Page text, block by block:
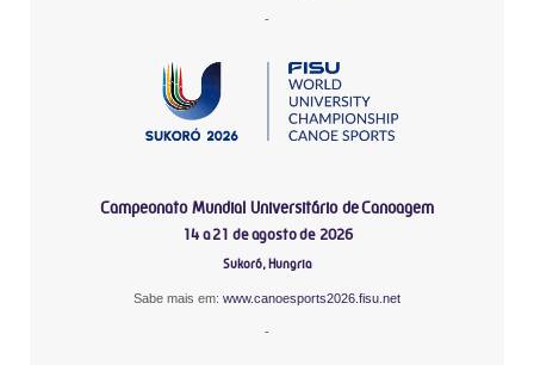
-
Campeonato Mundial Universitário de Canoagem
14 a 21 de agosto de 2026
Sukoró, Hungria
Sabe mais em: www.canoesports2026.fisu.net
-